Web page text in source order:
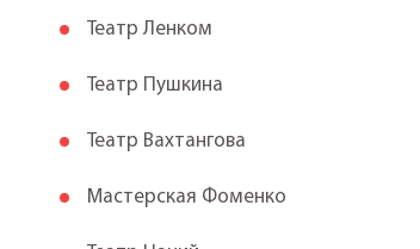
Театр Ленком
Театр Пушкина
Театр Вахтангова
Мастерская Фоменко